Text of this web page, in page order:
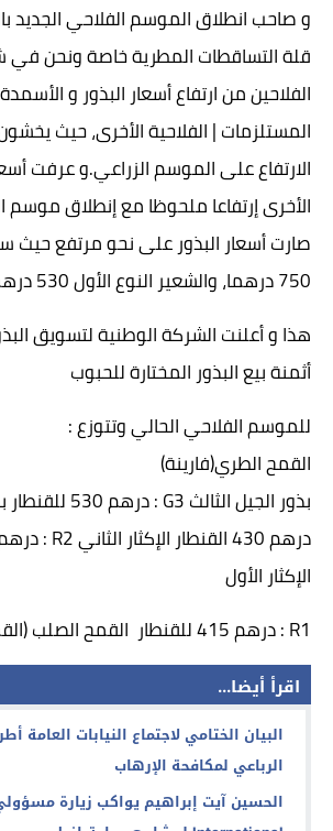
و صاحب انطلاق الموسم الفلاحي
قلة التساقطات المطرية خاصة ونحن في
الفلاحين من ارتفاع أسعار البذور و
المستلزمات | الفلاحية الأخرى، حيث
الارتفاع على الموسم الزراعي.و عرفت
الأخرى إرتفاعا ملحوظا مع إنطلاق موسم
صارت أسعار البذور على نحو مرتفع حيث
750 درهما، والشعير النوع الأول 530 درهما.
هذا و أعلنت الشركة الوطنية لتسويق
أثمنة بيع البذور المختارة للحبوب
للموسم الفلاحي الحالي وتتوزع :
القمح الطري(فارينة)
الإكثار الأول
R1 : درهم 415 للقنطار القمح الصلب (القمح)
اقرأ أيضا...
البيان الختامي لاجتماع النيابات العامة
الرباعي لمكافحة الإرهاب